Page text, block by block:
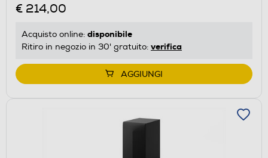
€ 214,00
Acquisto online: disponibile
Ritiro in negozio in 30' gratuito: verifica
AGGIUNGI